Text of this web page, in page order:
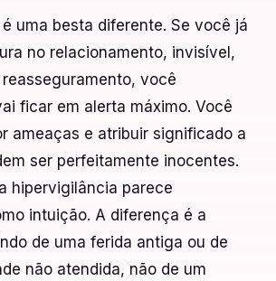
uma besta diferente. Se você já
no relacionamento, invisível,
você
ficar em alerta máximo. Você
ameaças e atribuir significado a
ser perfeitamente inocentes.
hipervigilância parece
intuição. A diferença é a
de uma ferida antiga ou de
não atendida, não de um